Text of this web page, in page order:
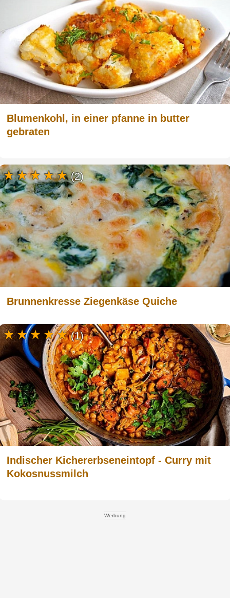
Blumenkohl, in einer pfanne in butter
gebraten
Brunnenkresse Ziegenkäse Quiche
(2)
Indischer Kichererbseneintopf - Curry mit
Kokosnussmilch
(1)
Werbung